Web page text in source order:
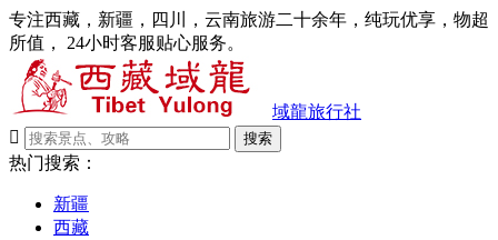
专注西藏，新疆，四川，云南旅游二十余年，纯玩优享，物超
所值， 24小时客服贴心服务。
域龍旅行社

搜索
热门搜索：
新疆
西藏